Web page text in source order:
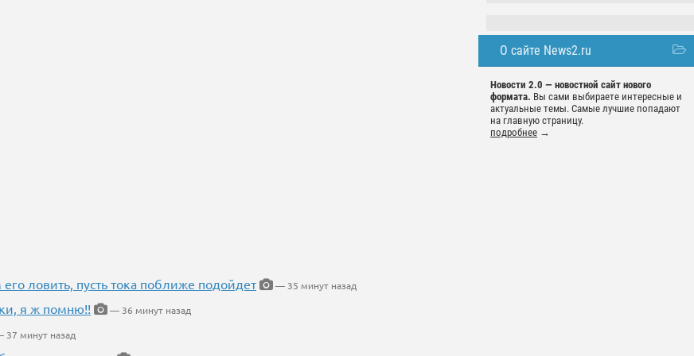
О сайте News2.ru
Новости 2.0 — новостной сайт нового
формата. Вы сами выбираете интересные и
актуальные темы. Самые лучшие попадают
на главную страницу.
подробнее →
ловить, пусть тока поближе подойдет
— 35 минут назад
я ж помню!!
— 36 минут назад
37 минут назад